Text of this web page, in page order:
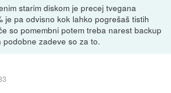
starim diskom je precej tvegana
je pa odvisno kok lahko pogrešaš tistih
so pomembni potem treba narest backup
zadeve so za to.